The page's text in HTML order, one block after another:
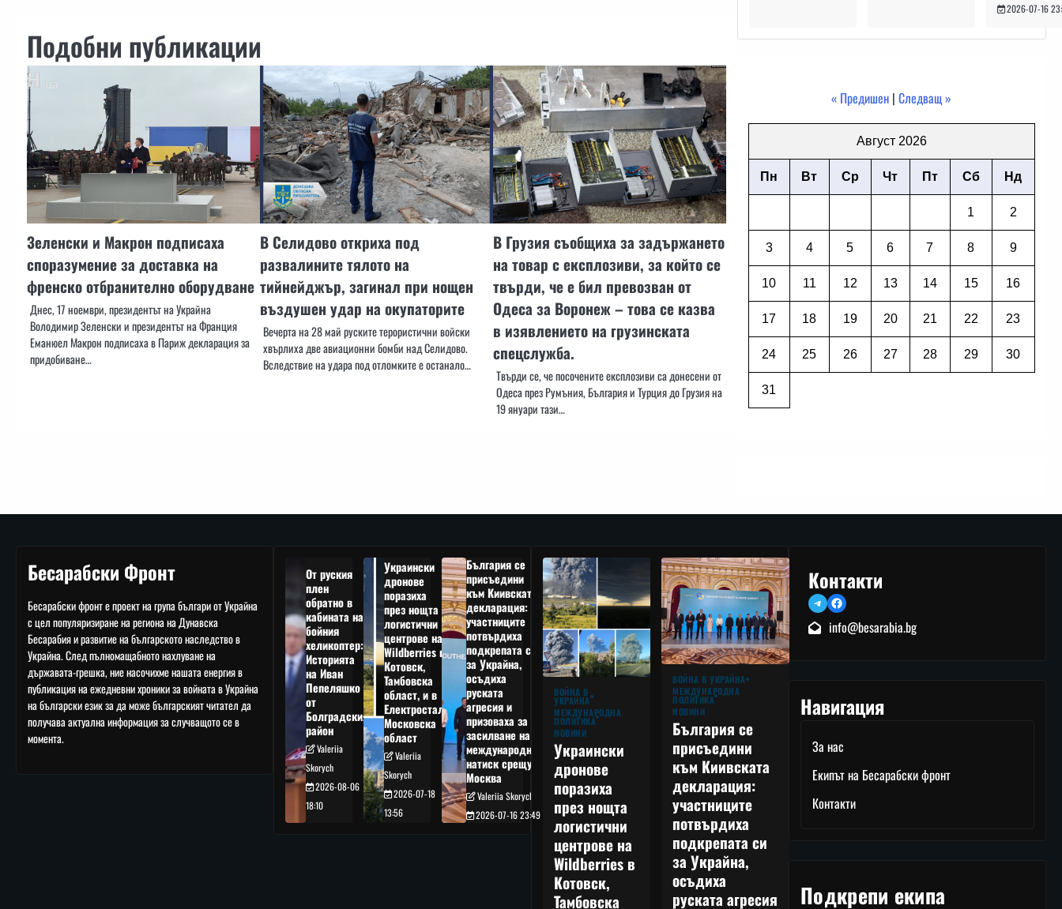
Подобни публикации
Зеленски и Макрон подписаха
споразумение за доставка на
френско отбранително оборудване
Днес, 17 ноември, президентът на Украйна
Володимир Зеленски и президентът на Франция
Еманюел Макрон подписаха в Париж декларация за
придобиване…
В Селидово откриха под
развалините тялото на
тийнейджър, загинал при нощен
въздушен удар на окупаторите
Вечерта на 28 май руските терористични войски
хвърлиха две авиационни бомби над Селидово.
Вследствие на удара под отломките е останало…
В Грузия съобщиха за задържането
на товар с експлозиви, за който се
твърди, че е бил превозван от
Одеса за Воронеж – това се казва
в изявлението на грузинската
спецслужба.
Твърди се, че посочените експлозиви са донесени от
Одеса през Румъния, България и Турция до Грузия на
19 януари тази…
2026-07-16
« Предишен |Следващ »
Август 2026
Пн Вт Ср Чт Пт Сб Нд
1 2
3 4 5 6 7 8 9
10 11 12 13 14 15 16
17 18 19 20 21 22 23
24 25 26 27 28 29 30
31
Бесарабски Фронт
Бесарабски фронт е проект на група българи от Украйна
с цел популяризиране на региона на Дунавска
Бесарабия и развитие на българското наследство в
Украйна. След пълномащабното нахлуване на
държавата-грешка, ние насочихме нашата енергия в
публикация на ежедневни хроники за войната в Украйна
на български език за да може българският читател да
получава актуална информация за случващото се в
момента.
От руския
плен
обратно в
кабината на
бойния
хеликоптер:
Историята
на Иван
Пепеляшко
от
Болградския
район
Valeriia
Skorych
2026-08-06
18:10
Украински
дронове
поразиха
през нощта
логистични
центрове на
Wildberries в
Котовск,
Тамбовска
област, и в
Електростал,
Московска
област
Valeriia
Skorych
2026-07-18
13:56
България се
присъедини
към Киивската
декларация:
участниците
потвърдиха
подкрепата си
за Украйна,
осъдиха
руската
агресия и
призоваха за
засилване на
международния
натиск срещу
Москва
Valeriia Skorych
2026-07-16 23:49
ВОЙНА В
УКРАЙНА
МЕЖДУНАРОДНА
ПОЛИТИКА
НОВИНИ
Украински
дронове
поразиха
през нощта
логистични
центрове на
Wildberries в
Котовск,
Тамбовска
ВОЙНА В УКРАЙНА
МЕЖДУНАРОДНА
ПОЛИТИКА
НОВИНИ
България се
присъедини
към Киивската
декларация:
участниците
потвърдиха
подкрепата си
за Украйна,
осъдиха
руската агресия
Контакти
TelegramFacebook
info@besarabia.bg
Навигация
За нас
Екипът на Бесарабски фронт
Контакти
Подкрепи екипа